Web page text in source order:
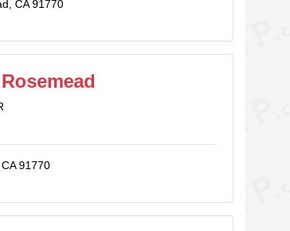
CA 91770
91770